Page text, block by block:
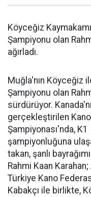
Köyceğiz
Şampiyonu olan
ağırladı.
Muğla'nın Köyceğiz
Şampiyonu olan
sürdürüyor.
gerçekleştirilen
Şampiyonası'nda,
şampiyonluğuna
takan, şanlı
Rahmi Kaan
Türkiye Kano
Kabakçı ile birlikte,